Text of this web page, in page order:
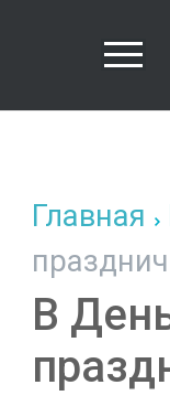
Главная
В